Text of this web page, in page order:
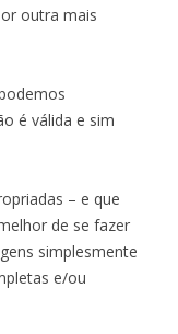
outra mais
é válida e sim
– e que
de se fazer
simplesmente
e/ou